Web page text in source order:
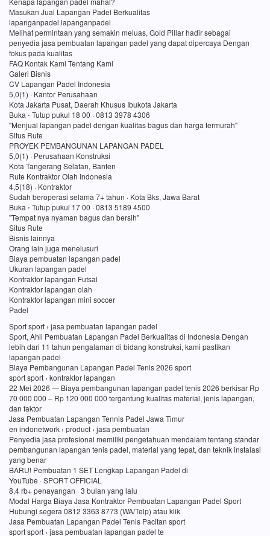
Masukan Jual Lapangan Padel Berkualitas
lapanganpadel lapanganpadel
Melihat permintaan yang semakin meluas, Gold Pillar hadir sebagai
penyedia jasa pembuatan lapangan padel yang dapat dipercaya Dengan
fokus pada kualitas
FAQ Kontak Kami Tentang Kami
Galeri Bisnis
CV Lapangan Padel Indonesia
5,0(1) · Kantor Perusahaan
Kota Jakarta Pusat, Daerah Khusus Ibukota Jakarta
Buka ⋅ Tutup pukul 18 00 · 0813 3978 4306
"Menjual lapangan padel dengan kualitas bagus dan harga termurah"
Situs Rute
PROYEK PEMBANGUNAN LAPANGAN PADEL
5,0(1) · Perusahaan Konstruksi
Kota Tangerang Selatan, Banten
Rute Kontraktor Olah Indonesia
4,5(18) · Kontraktor
Sudah beroperasi selama 7+ tahun · Kota Bks, Jawa Barat
Buka ⋅ Tutup pukul 17 00 · 0813 5189 4500
"Tempat nya nyaman bagus dan bersih"
Situs Rute
Bisnis lainnya
Orang lain juga menelusuri
Biaya pembuatan lapangan padel
Ukuran lapangan padel
Kontraktor lapangan Futsal
Kontraktor lapangan olah
Kontraktor lapangan mini soccer
Padel
Sport sport › jasa pembuatan lapangan padel
Sport, Ahli Pembuatan Lapangan Padel Berkualitas di Indonesia Dengan
lebih dari 11 tahun pengalaman di bidang konstruksi, kami pastikan
lapangan padel
Biaya Pembangunan Lapangan Padel Tenis 2026 sport
sport sport › kontraktor lapangan
22 Mei 2026 — Biaya pembangunan lapangan padel tenis 2026 berkisar Rp
70 000 000 – Rp 120 000 000 tergantung kualitas material, jenis lapangan,
dan faktor
Jasa Pembuatan Lapangan Tennis Padel Jawa Timur
en indonetwork › product › jasa pembuatan
Penyedia jasa profesional memiliki pengetahuan mendalam tentang standar
pembangunan lapangan tenis padel, material yang tepat, dan teknik instalasi
yang benar
BARU! Pembuatan 1 SET Lengkap Lapangan Padel di
YouTube · SPORT OFFICIAL
8,4 rb+ penayangan · 3 bulan yang lalu
Modal Harga Biaya Jasa Kontraktor Pembuatan Lapangan Padel Sport
Hubungi segera 0812 3363 8773 (WA/Telp) atau klik
Jasa Pembuatan Lapangan Padel Tenis Pacitan sport
sport sport › jasa pembuatan lapangan padel te